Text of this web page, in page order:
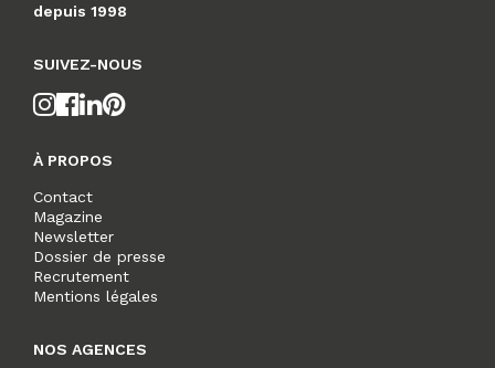
depuis 1998
SUIVEZ-NOUS
À PROPOS
Contact
Magazine
Newsletter
Dossier de presse
Recrutement
Mentions légales
NOS AGENCES